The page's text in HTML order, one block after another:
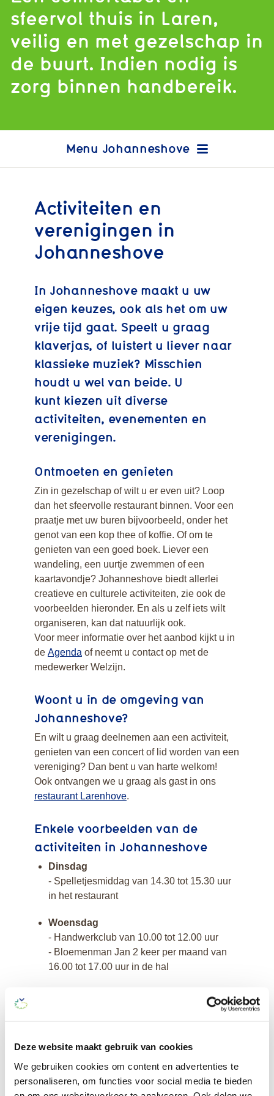
Deze website maakt gebruik van cookies
We gebruiken cookies om content en advertenties te
personaliseren, om functies voor social media te bieden
sfeervol thuis in Laren,
veilig en met gezelschap in
de buurt. Indien nodig is
zorg binnen handbereik.
Johanneshove
Agenda
Activiteiten en
verenigingen in
Johanneshove
In Johanneshove maakt u uw
eigen keuzes, ook als het om uw
vrije tijd gaat. Speelt u graag
klaverjas, of luistert u liever naar
klassieke muziek? Misschien
houdt u wel van beide. U
kunt kiezen uit diverse
activiteiten, evenementen en
verenigingen.
Ontmoeten en genieten
Zin in gezelschap of wilt u er even uit? Loop
dan het sfeervolle restaurant binnen. Voor een
praatje met uw buren bijvoorbeeld, onder het
genot van een kop thee of koffie. Of om te
genieten van een goed boek. Liever een
wandeling, een uurtje zwemmen of een
kaartavondje? Johanneshove biedt allerlei
creatieve en culturele activiteiten, zie ook de
voorbeelden hieronder. En als u zelf iets wilt
organiseren, kan dat natuurlijk ook.
Voor meer informatie over het aanbod kijkt u in
de Agenda of neemt u contact op met de
medewerker Welzijn.
Woont u in de omgeving van
Johanneshove?
En wilt u graag deelnemen aan een activiteit,
genieten van een concert of lid worden van een
vereniging? Dan bent u van harte welkom!
Ook ontvangen we u graag als gast in ons
restaurant Larenhove.
Enkele voorbeelden van de
activiteiten in Johanneshove
Dinsdag
- Spelletjesmiddag van 14.30 tot 15.30 uur
in het restaurant
Woensdag
- Handwerkclub van 10.00 tot 12.00 uur
- Bloemenman Jan 2 keer per maand van
16.00 tot 17.00 uur in de hal
- Stoelgymnastiek van 11.00 tot 11.45 uur in
de van Wulfenzaal